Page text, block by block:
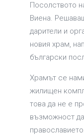
Посолството
Виена.
дарители и
новия храм,
български
Храмът се
жилищен
това да не е
възможност